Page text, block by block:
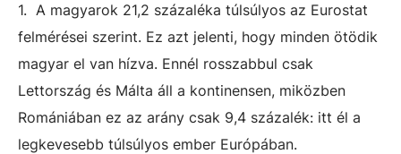
1. A magyarok 21,2 százaléka túlsúlyos az Eurostat
felmérései szerint. Ez azt jelenti, hogy minden ötödik
magyar el van hízva. Ennél rosszabbul csak
Lettország és Málta áll a kontinensen, miközben
Romániában ez az arány csak 9,4 százalék: itt él a
legkevesebb túlsúlyos ember Európában.